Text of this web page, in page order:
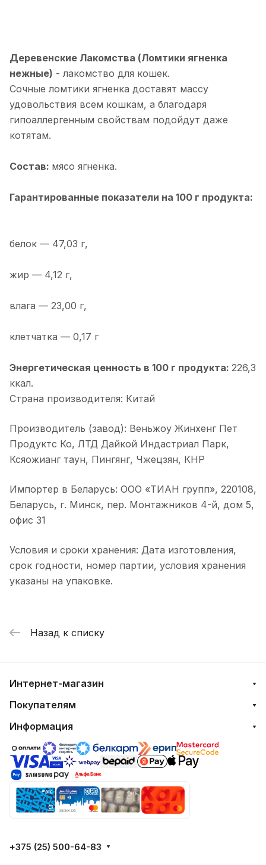
Деревенские Лакомства (Ломтики ягненка
нежные) - лакомство для кошек.
Сочные ломтики ягненка доставят массу
удовольствия всем кошкам, а благодаря
гипоаллергенным свойствам подойдут даже
котятам.
Состав: мясо ягненка.
Гарантированные показатели на 100 г продукта:
белок — 47,03 г,
жир — 4,12 г,
влага — 23,00 г,
клетчатка — 0,17 г
Энергетическая ценность в 100 г продукта: 226,3
ккал.
Страна производителя: Китай
Производитель (завод): Веньжоу Жинхенг Пет
Продуктс Ко, ЛТД Дайкой Индастриал Парк,
Ксяожианг таун, Пингянг, Чжецзян, КНР
Импортер в Беларусь: ООО «ТИАН групп», 220108,
Беларусь, г. Минск, пер. Монтажников 4-й, дом 5,
офис 31
Условия и сроки хранения: Дата изготовления,
срок годности, номер партии, условия хранения
указаны на упаковке.
Назад к списку
Интернет-магазин
Покупателям
Информация
+375 (25) 500-64-83